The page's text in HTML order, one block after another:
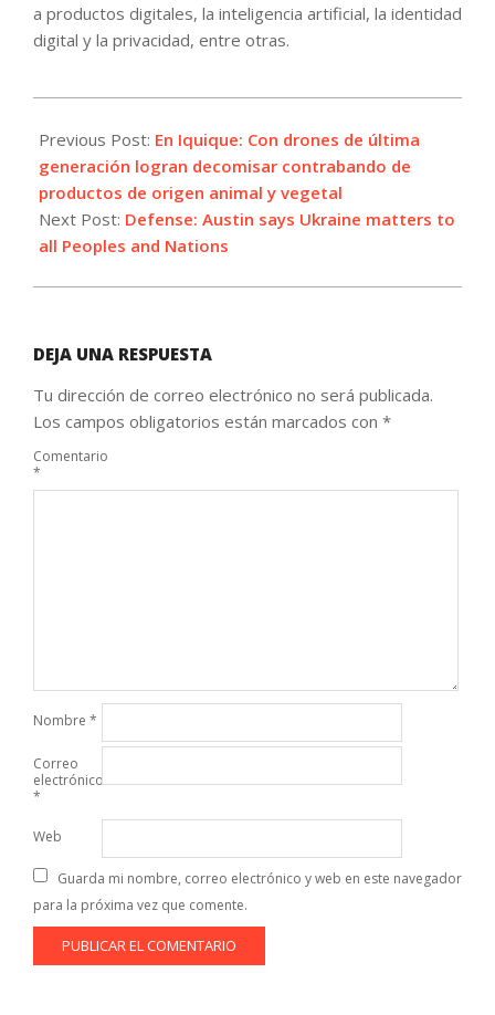
a productos digitales, la inteligencia artificial, la identidad
digital y la privacidad, entre otras.
11-
21
Previous Post: En Iquique: Con drones de última
generación logran decomisar contrabando de
productos de origen animal y vegetal
Next Post: Defense: Austin says Ukraine matters to
all Peoples and Nations
DEJA UNA RESPUESTA
Tu dirección de correo electrónico no será publicada.
Los campos obligatorios están marcados con *
Comentario
*
Nombre *
Correo
electrónico
*
Web
Guarda mi nombre, correo electrónico y web en este navegador
para la próxima vez que comente.